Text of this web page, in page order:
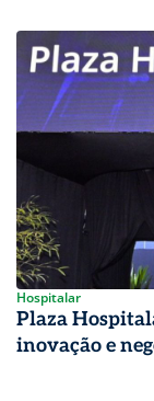
Hospitalar
Plaza
inovação e